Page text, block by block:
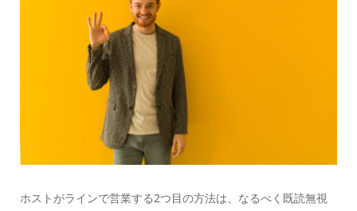
ホストがラインで営業する2つ目の方法は、なるべく既読無視